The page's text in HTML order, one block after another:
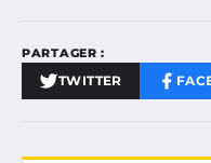
PARTAGER :
TWITTER